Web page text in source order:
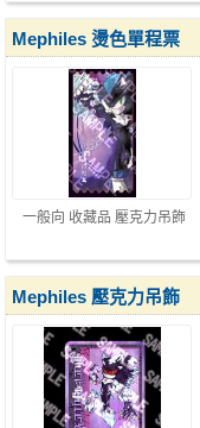
一般向 收藏品 壓克力吊飾
Mephiles 燙色單程票
Mephiles 壓克力吊飾